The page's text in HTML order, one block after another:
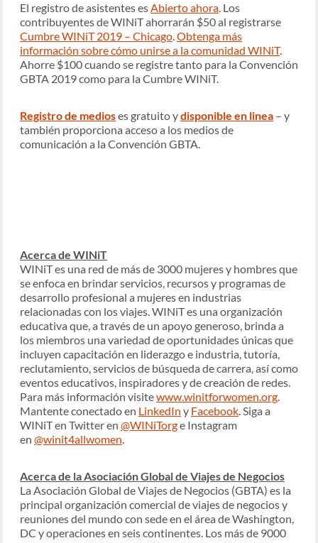
El registro de asistentes esAbierto ahora. Los
contribuyentes de WINiT ahorrarán $50 al registrarse
Cumbre WINiT 2019 – Chicago.Obtenga más
información sobre cómo unirse a la comunidad WINiT.
Ahorre $100 cuando se registre tanto para la Convención
GBTA 2019 como para la Cumbre WINiT.
Registro de medioses gratuito ydisponible en linea – y
también proporciona acceso a los medios de
comunicación a la Convención GBTA.
Acerca de WINiT
WINiT es una red de más de 3000 mujeres y hombres que
se enfoca en brindar servicios, recursos y programas de
desarrollo profesional a mujeres en industrias
relacionadas con los viajes. WINiT es una organización
educativa que, a través de un apoyo generoso, brinda a
los miembros una variedad de oportunidades únicas que
incluyen capacitación en liderazgo e industria, tutoría,
reclutamiento, servicios de búsqueda de carrera, así como
eventos educativos, inspiradores y de creación de redes.
Para más información visitewww.winitforwomen.org.
Mantente conectado en LinkedIn y Facebook. Siga a
WINiT en Twitter en @WINiTorge Instagram
en @winit4allwomen.
Acerca de la Asociación Global de Viajes de Negocios
La Asociación Global de Viajes de Negocios (GBTA) es la
principal organización comercial de viajes de negocios y
reuniones del mundo con sede en el área de Washington,
DC y operaciones en seis continentes. Los más de 9000